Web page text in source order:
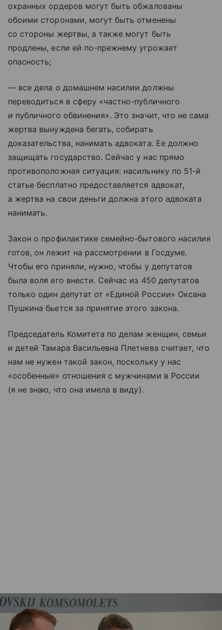
охранных ордеров могут быть обжалованы
обоими сторонами, могут быть отменены
со стороны жертвы, а также могут быть
продлены, если ей по-прежнему угрожает
опасность;
— все дела о домашнем насилии должны
переводиться в сферу «частно-публичного
и публичного обвинения». Это значит, что не сама
жертва вынуждена бегать, собирать
доказательства, нанимать адвоката. Ее должно
защищать государство. Сейчас у нас прямо
противоположная ситуация: насильнику по 51-й
статье бесплатно предоставляется адвокат,
а жертва на свои деньги должна этого адвоката
нанимать.
Закон о профилактике семейно-бытового насилия
готов, он лежит на рассмотрении в Госдуме.
Чтобы его приняли, нужно, чтобы у депутатов
была воля его внести. Сейчас из 450 депутатов
только один депутат от «Единой России» Оксана
Пушкина бьется за принятие этого закона.
Председатель Комитета по делам женщин, семьи
и детей Тамара Васильевна Плетнева считает, что
нам не нужен такой закон, поскольку у нас
«особенные» отношения с мужчинами в России
(я не знаю, что она имела в виду).